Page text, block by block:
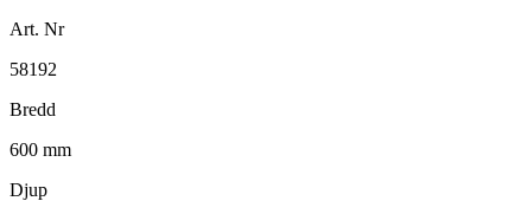
Art. Nr
58192
Bredd
600 mm
Djup